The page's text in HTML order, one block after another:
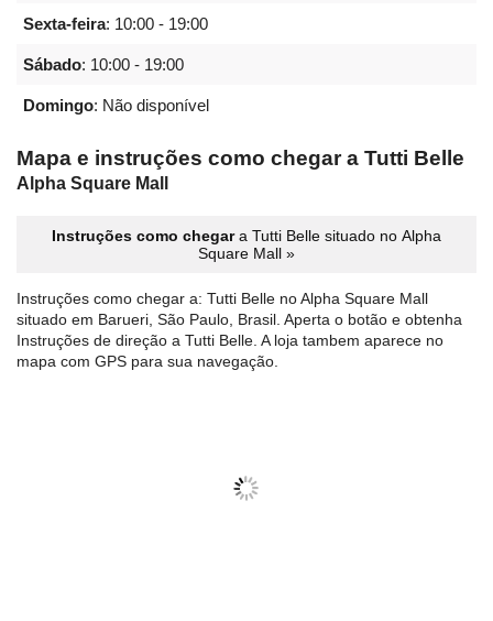
Sexta-feira: 10:00 - 19:00
Sábado: 10:00 - 19:00
Domingo: Não disponível
Mapa e instruções como chegar a Tutti Belle
Alpha Square Mall
Instruções como chegara Tutti Belle situado no Alpha
Square Mall »
Instruções como chegar a: Tutti Belle no Alpha Square Mall
situado em Barueri, São Paulo, Brasil. Aperta o botão e obtenha
Instruções de direção a Tutti Belle. A loja tambem aparece no
mapa com GPS para sua navegação.